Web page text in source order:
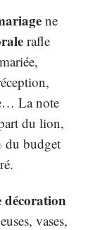
ne
rafle
La note
du lion,
du budget
décoration
vases,